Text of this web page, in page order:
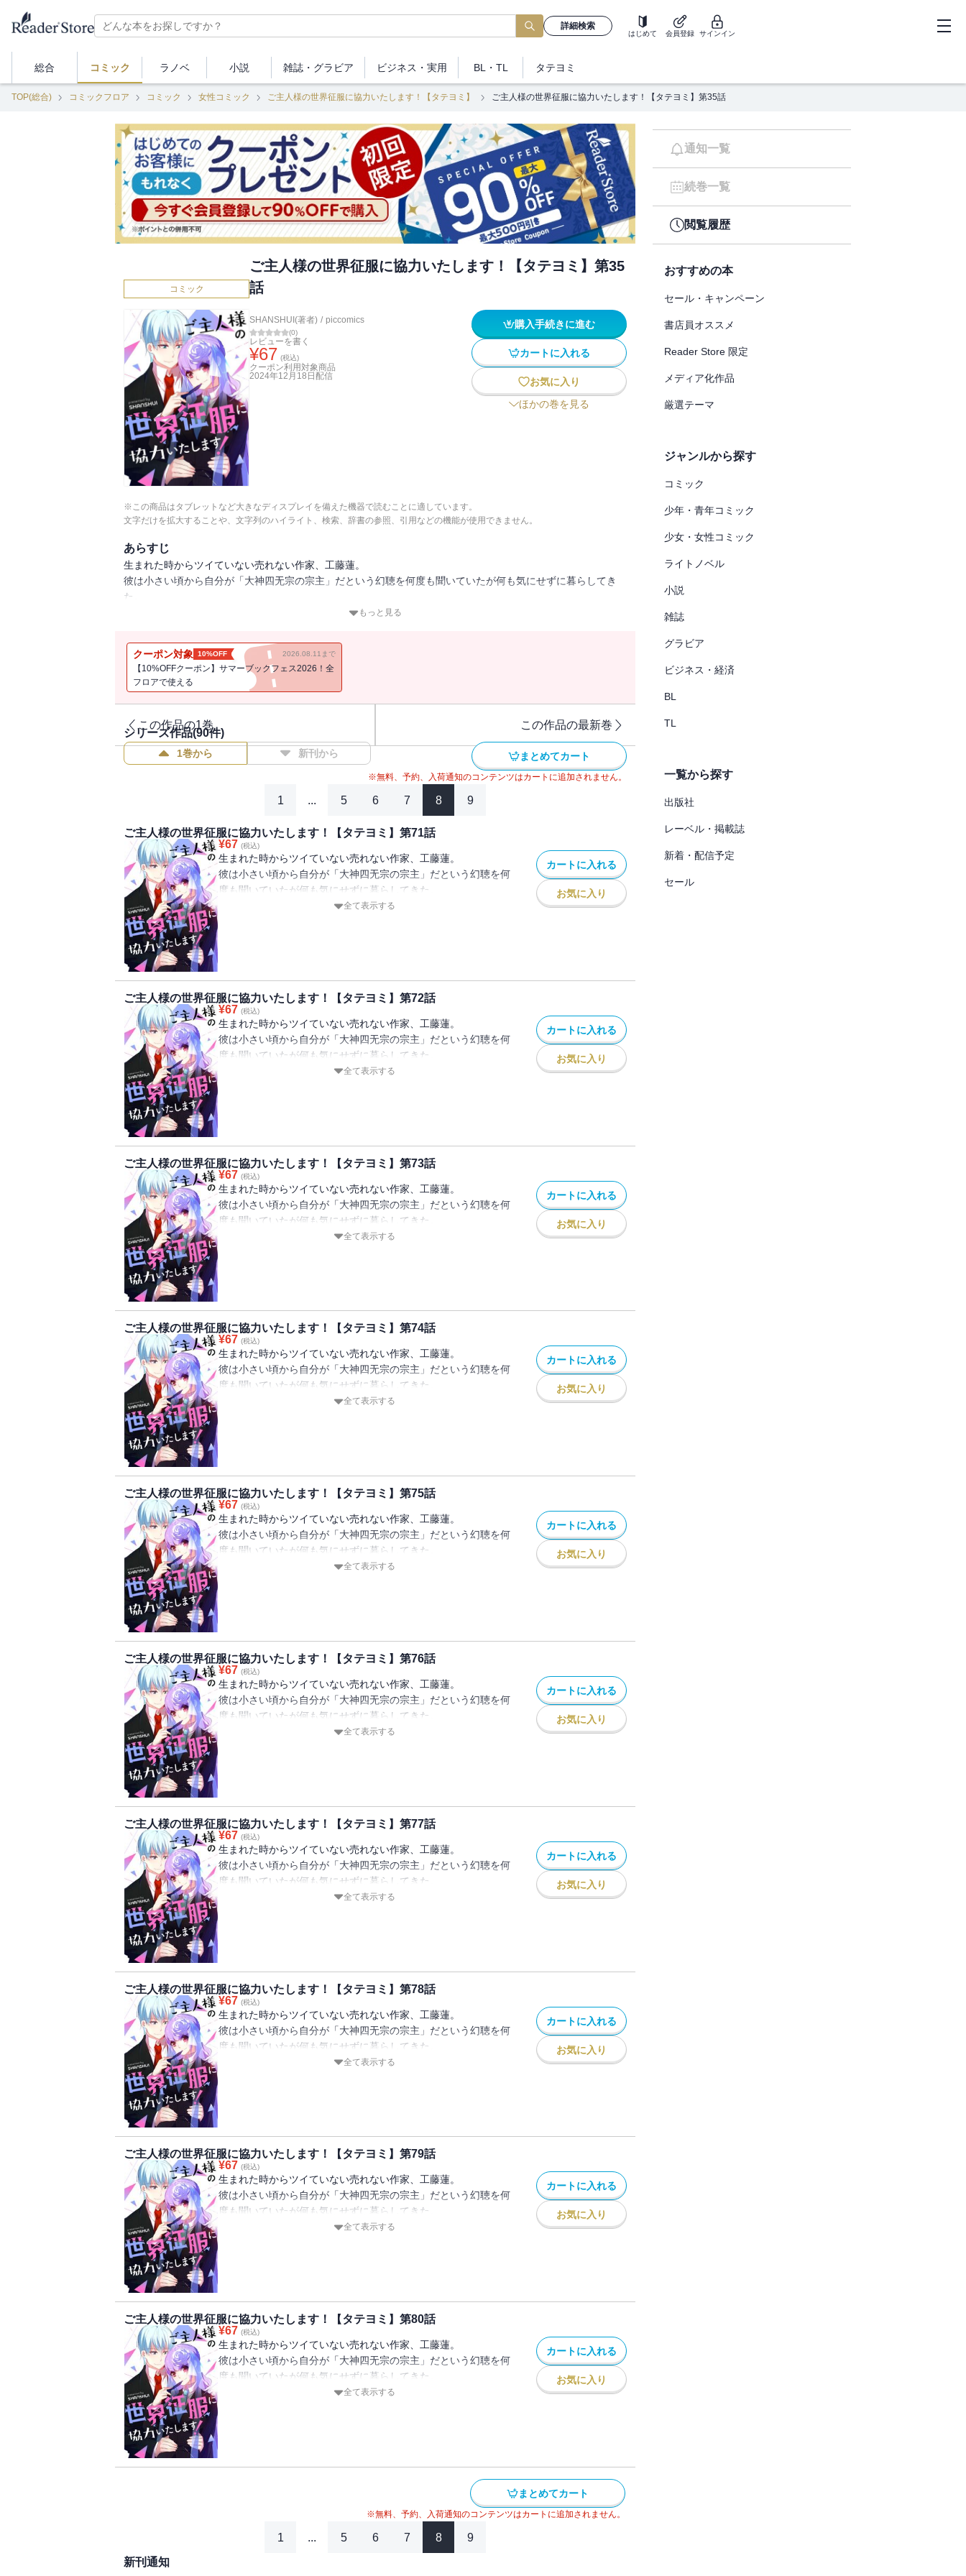
詳細検索
はじめて 会員登録 サインイン
総合 コミック ラノベ 小説 雑誌・ グラビア ビジネス ・実用 BL・TL タテヨミ
TOP(総合) コミックフロア コミック 女性コミック ご主人様の世界征服に協力いたします！【タテヨミ】 ご主人様の世界征服に協力いたします！【タテヨミ】第35話
コミック
ご主人様の世界征服に協力いたします！【タテヨミ】第35
話
SHANSHUI(著者) / piccomics
(0)
レビューを書く
¥67 (税込)
クーポン利用対象商品
2024年12月18日 配信
購入手続きに進む
カートに入れる
お気に入り
ほかの巻を見る
※この商品はタブレットなど大きなディスプレイを備えた機器で読むことに適しています。
文字だけを拡大することや、文字列のハイライト、検索、辞書の参照、引用などの機能が使用できません。
あらすじ
生まれた時からツイていない売れない作家、工藤蓮。
彼は小さい頃から自分が「大神四无宗の宗主」だという幻聴を何度も聞いていたが何も気にせずに暮らしてき
た。
可愛らしい戦隊少女と突然 宗主になってしまった蓮の冒険物語が今から始まる！
もっと見る
クーポン対象 10%OFF 2026.08.11まで
【10%OFFクーポン】サマーブックフェス2026！全
フロアで使える
この作品の1巻 この作品の最新巻
シリーズ作品(90件)
1巻から 新刊から まとめてカート
※無料、予約、入荷通知のコンテンツはカートに追加されません。
1 ... 5 6 7 8 9
ご主人様の世界征服に協力いたします！【タテヨミ】第71話
¥67 (税込)
生まれた時からツイていない売れない作家、工藤蓮。
彼は小さい頃から自分が「大神四无宗の宗主」だという幻聴を何
度も聞いていたが何も気にせずに暮らしてきた。
そんなある日、蓮の前に現れた少女曰く、
全て表示する
カートに入れる
お気に入り
ご主人様の世界征服に協力いたします！【タテヨミ】第72話
¥67 (税込)
生まれた時からツイていない売れない作家、工藤蓮。
彼は小さい頃から自分が「大神四无宗の宗主」だという幻聴を何
度も聞いていたが何も気にせずに暮らしてきた。
そんなある日、蓮の前に現れた少女曰く、
全て表示する
カートに入れる
お気に入り
ご主人様の世界征服に協力いたします！【タテヨミ】第73話
¥67 (税込)
生まれた時からツイていない売れない作家、工藤蓮。
彼は小さい頃から自分が「大神四无宗の宗主」だという幻聴を何
度も聞いていたが何も気にせずに暮らしてきた。
そんなある日、蓮の前に現れた少女曰く、
全て表示する
カートに入れる
お気に入り
ご主人様の世界征服に協力いたします！【タテヨミ】第74話
¥67 (税込)
生まれた時からツイていない売れない作家、工藤蓮。
彼は小さい頃から自分が「大神四无宗の宗主」だという幻聴を何
度も聞いていたが何も気にせずに暮らしてきた。
そんなある日、蓮の前に現れた少女曰く、
全て表示する
カートに入れる
お気に入り
ご主人様の世界征服に協力いたします！【タテヨミ】第75話
¥67 (税込)
生まれた時からツイていない売れない作家、工藤蓮。
彼は小さい頃から自分が「大神四无宗の宗主」だという幻聴を何
度も聞いていたが何も気にせずに暮らしてきた。
そんなある日、蓮の前に現れた少女曰く、
全て表示する
カートに入れる
お気に入り
ご主人様の世界征服に協力いたします！【タテヨミ】第76話
¥67 (税込)
生まれた時からツイていない売れない作家、工藤蓮。
彼は小さい頃から自分が「大神四无宗の宗主」だという幻聴を何
度も聞いていたが何も気にせずに暮らしてきた。
そんなある日、蓮の前に現れた少女曰く、
全て表示する
カートに入れる
お気に入り
ご主人様の世界征服に協力いたします！【タテヨミ】第77話
¥67 (税込)
生まれた時からツイていない売れない作家、工藤蓮。
彼は小さい頃から自分が「大神四无宗の宗主」だという幻聴を何
度も聞いていたが何も気にせずに暮らしてきた。
そんなある日、蓮の前に現れた少女曰く、
全て表示する
カートに入れる
お気に入り
ご主人様の世界征服に協力いたします！【タテヨミ】第78話
¥67 (税込)
生まれた時からツイていない売れない作家、工藤蓮。
彼は小さい頃から自分が「大神四无宗の宗主」だという幻聴を何
度も聞いていたが何も気にせずに暮らしてきた。
そんなある日、蓮の前に現れた少女曰く、
全て表示する
カートに入れる
お気に入り
ご主人様の世界征服に協力いたします！【タテヨミ】第79話
¥67 (税込)
生まれた時からツイていない売れない作家、工藤蓮。
彼は小さい頃から自分が「大神四无宗の宗主」だという幻聴を何
度も聞いていたが何も気にせずに暮らしてきた。
そんなある日、蓮の前に現れた少女曰く、
全て表示する
カートに入れる
お気に入り
ご主人様の世界征服に協力いたします！【タテヨミ】第80話
¥67 (税込)
生まれた時からツイていない売れない作家、工藤蓮。
彼は小さい頃から自分が「大神四无宗の宗主」だという幻聴を何
度も聞いていたが何も気にせずに暮らしてきた。
そんなある日、蓮の前に現れた少女曰く、
全て表示する
カートに入れる
お気に入り
まとめてカート
※無料、予約、入荷通知のコンテンツはカートに追加されません。
1 ... 5 6 7 8 9
新刊通知
通知一覧
続巻一覧
閲覧履歴
おすすめの本
セール・キャンペーン
書店員オススメ
Reader Store 限定
メディア化作品
厳選テーマ
ジャンルから探す
コミック
少年・青年コミック
少女・女性コミック
ライトノベル
小説
雑誌
グラビア
ビジネス・経済
BL
TL
一覧から探す
出版社
レーベル・掲載誌
新着・配信予定
セール